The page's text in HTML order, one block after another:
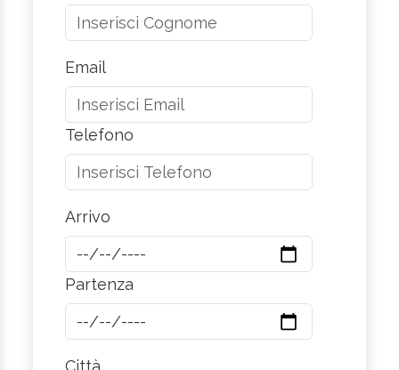
Email
Telefono
Arrivo
Partenza